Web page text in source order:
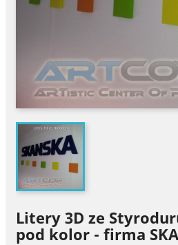
Litery 3D ze
pod kolor - firma